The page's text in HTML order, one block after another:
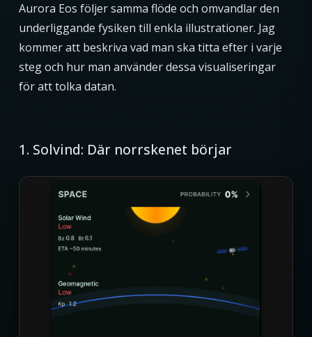
Aurora Eos följer samma flöde och omvandlar den
underliggande fysiken till enkla illustrationer. Jag
kommer att beskriva vad man ska titta efter i varje
steg och hur man använder dessa visualiseringar
för att tolka datan.
1. Solvind: Där norrskenet börjar